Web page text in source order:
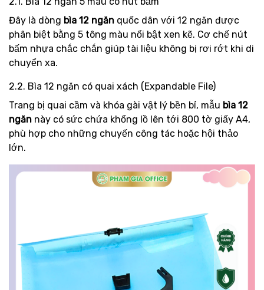
Đây là dòng bìa 12 ngăn quốc dân với 12 ngăn được
phân biệt bằng 5 tông màu nổi bật xen kẽ. Cơ chế nút
bấm nhựa chắc chắn giúp tài liệu không bị rơi rớt khi di
chuyển xa.
2.2. Bìa 12 ngăn có quai xách (Expandable File)
Trang bị quai cầm và khóa gài vật lý bền bỉ, mẫu bìa 12
ngăn này có sức chứa khổng lồ lên tới 800 tờ giấy A4,
phù hợp cho những chuyến công tác hoặc hội thảo
lớn.